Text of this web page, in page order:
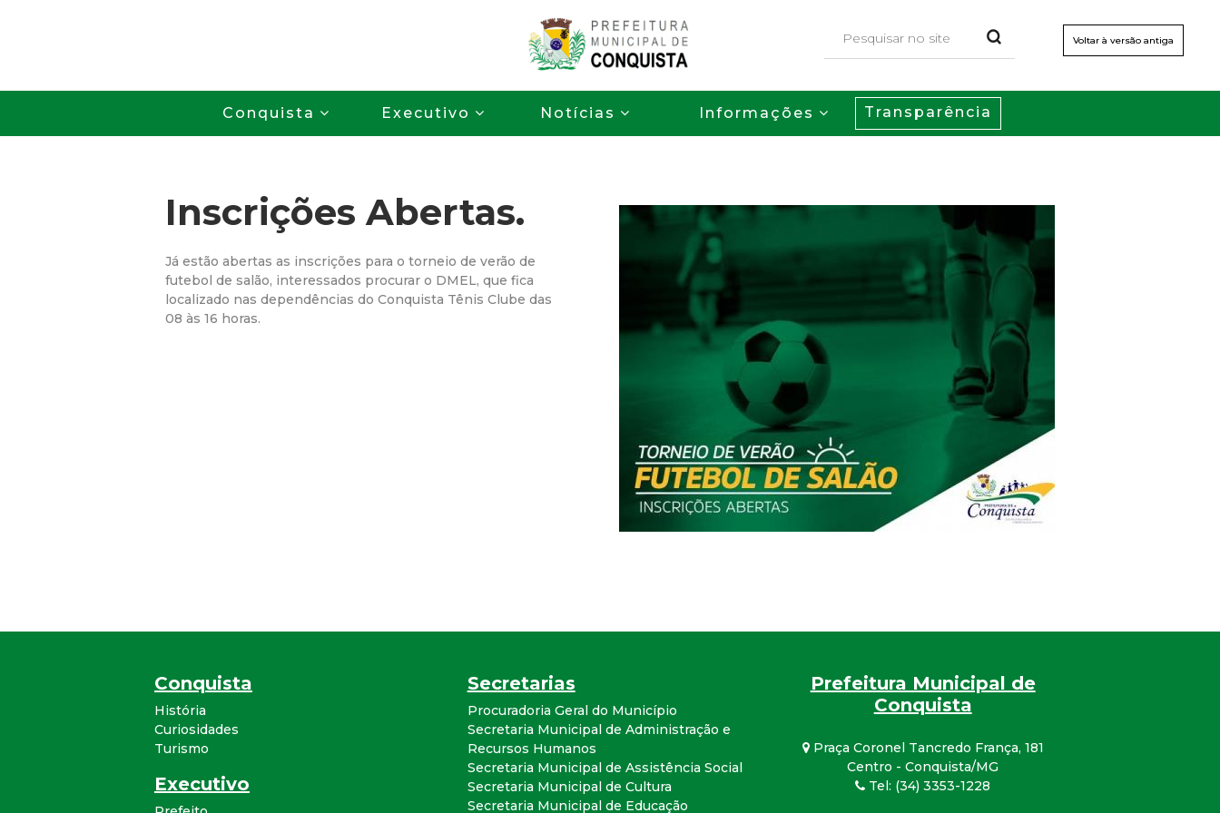
para
o
conteúdo
principal
Voltar à versão antiga
P
r
f
e
i
c
i
p
Conquista Executivo Notícias Informações Transparência
Inscrições Abertas.
Já estão abertas as inscrições para o torneio de verão de
futebol de salão, interessados procurar o DMEL, que fica
localizado nas dependências do Conquista Tênis Clube das
08 às 16 horas.
Conquista
História
Curiosidades
Turismo
Executivo
Secretarias
Procuradoria Geral do Município
Secretaria Municipal de Administração e
Recursos Humanos
Secretaria Municipal de Assistência Social
Secretaria Municipal de Cultura
Secretaria Municipal de Educação
Prefeitura Municipal de
Conquista
Praça Coronel Tancredo França, 181
Centro - Conquista/MG
Tel: (34) 3353-1228